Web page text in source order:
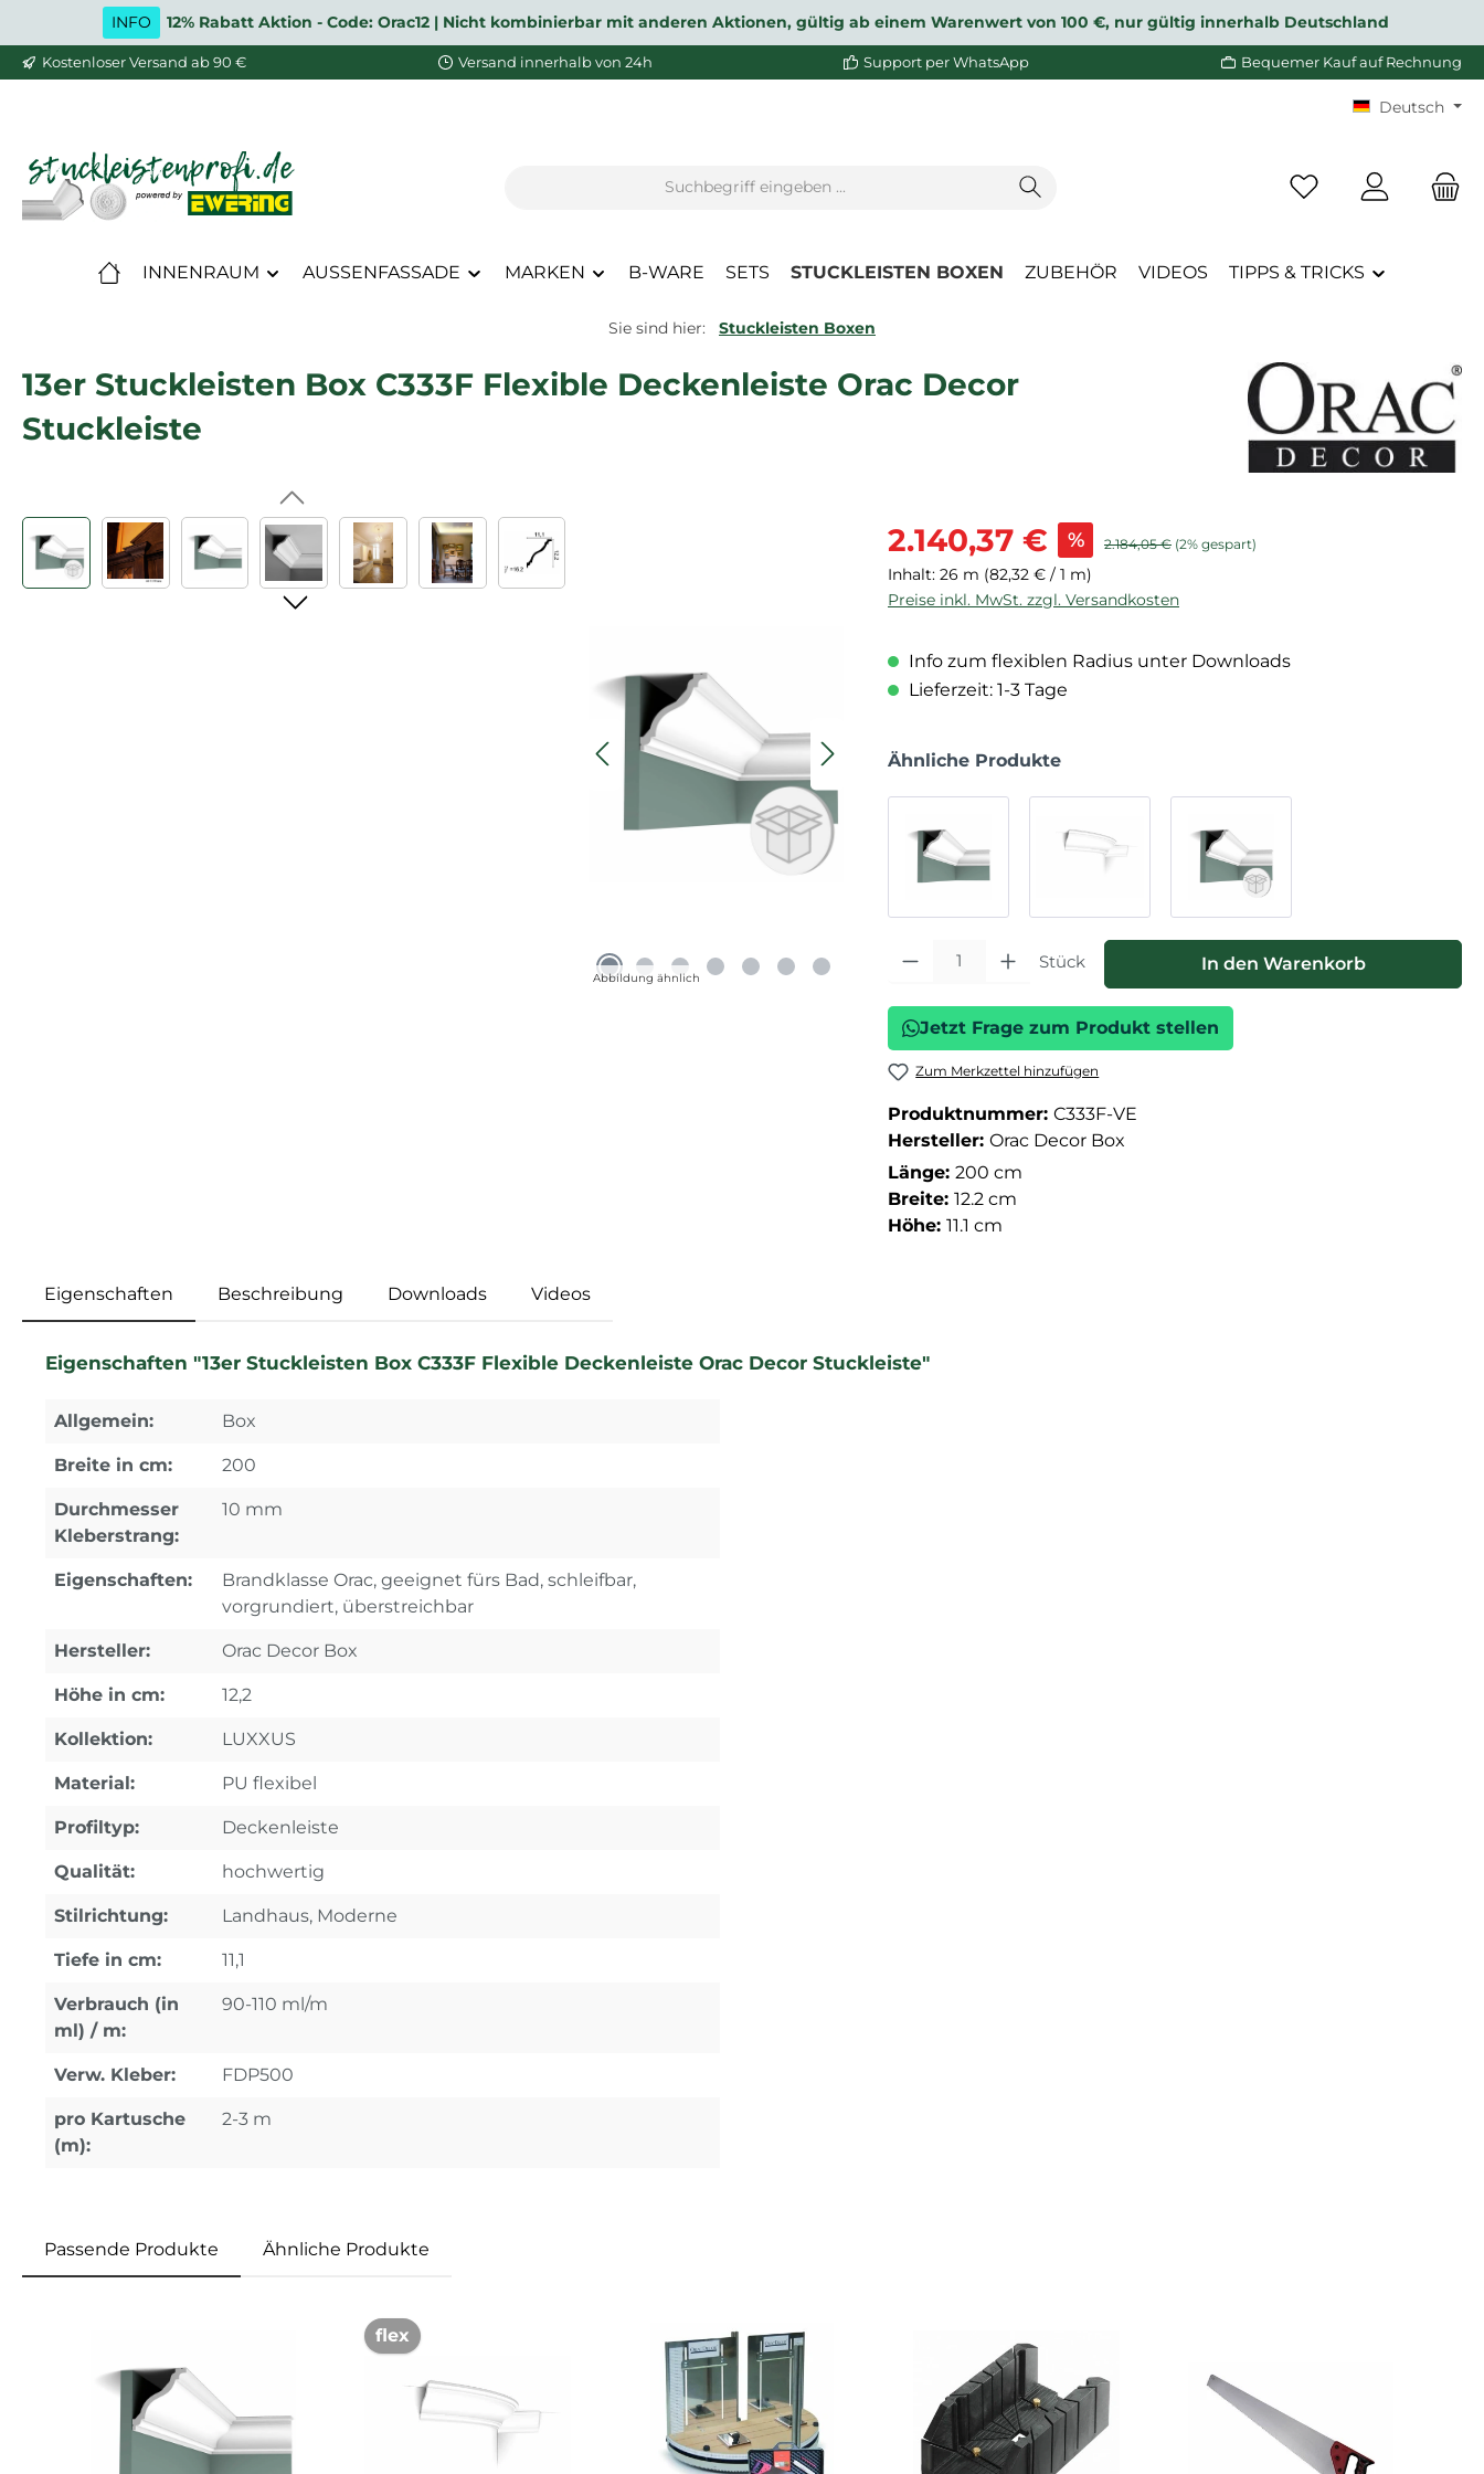
Hauptinhalt springen
Zur Suche springen
Zur Hauptnavigation springen
INFO 12% Rabatt Aktion - Code: Orac12 | Nicht kombinierbar mit anderen Aktionen, gültig ab einem Warenwert von 100 €, nur gültig innerhalb Deutschland
Kostenloser Versand ab 90 € Versand innerhalb von 24h Support per WhatsApp Bequemer Kauf auf Rechnung
Deutsch
Du hast 0 Produkte
INNENRAUM AUSSENFASSADE MARKEN B-WARE SETS STUCKLEISTEN BOXEN ZUBEHÖR VIDEOS TIPPS & TRICKS
Sie sind hier: Stuckleisten Boxen
13er Stuckleisten Box C333F Flexible Deckenleiste Orac Decor
Stuckleiste
Bildergalerie überspringen
Abbildung ähnlich
Verkaufspreis:
2.140,37 € % Regulärer Preis:
2.184,05 € (2% gespart)
Inhalt: 26 m (82,32 € / 1 m)
Preise inkl. MwSt. zzgl. Versandkosten
Info zum flexiblen Radius unter Downloads
Lieferzeit: 1-3 Tage
Ähnliche Produkte
Produkt Anzahl: Gib den gewünschten Wert ein oder benutze die
Stück In den Warenkorb
Jetzt Frage zum Produkt stellen
Zum Merkzettel hinzufügen
Produktnummer: C333F-VE
Hersteller: Orac Decor Box
Länge: 200 cm
Breite: 12.2 cm
Höhe: 11.1 cm
Eigenschaften Beschreibung Downloads Videos
Eigenschaften "13er Stuckleisten Box C333F Flexible Deckenleiste Orac Decor Stuckleiste"
Allgemein: Box
Breite in cm: 200
Durchmesser
Kleberstrang:
10 mm
Eigenschaften:
Brandklasse Orac, geeignet fürs Bad, schleifbar,
vorgrundiert, überstreichbar
Hersteller: Orac Decor Box
Höhe in cm: 12,2
Kollektion: LUXXUS
Material: PU flexibel
Profiltyp: Deckenleiste
Qualität: hochwertig
Stilrichtung: Landhaus, Moderne
Tiefe in cm: 11,1
Verbrauch (in
ml) / m:
90-110 ml/m
Verw. Kleber: FDP500
pro Kartusche
(m):
2-3 m
Passende Produkte Ähnliche Produkte
flex